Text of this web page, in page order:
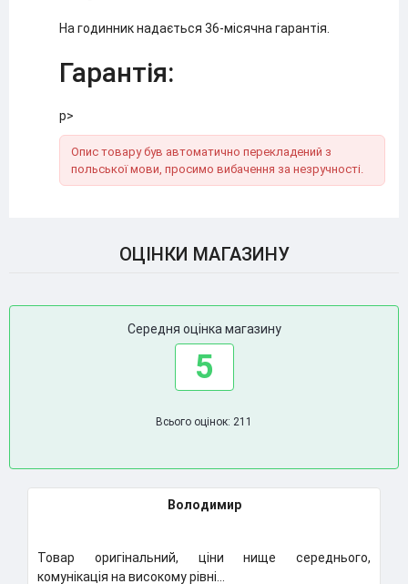
На годинник надається 36-місячна гарантія.
Гарантія:
p>
Опис товару був автоматично перекладений з
польської мови, просимо вибачення за незручності.
ОЦІНКИ МАГАЗИНУ
Середня оцінка магазину
5
Всього оцінок: 211
Володимир
Товар оригінальний, ціни нище середнього,
комунікація на високому рівні...